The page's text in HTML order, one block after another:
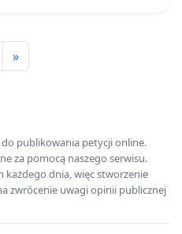
»
publikowania petycji online.
za pomocą naszego serwisu.
każdego dnia, więc stworzenie
zwrócenie uwagi opinii publicznej